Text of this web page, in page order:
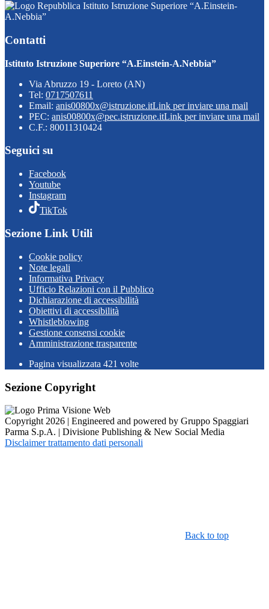
Istituto Istruzione Superiore “A.Einstein-
A.Nebbia”
Contatti
Istituto Istruzione Superiore “A.Einstein-A.Nebbia”
Via Abruzzo 19 - Loreto (AN)
Tel: 0717507611
Email: anis00800x@istruzione.itLink per inviare una mail
PEC: anis00800x@pec.istruzione.itLink per inviare una mail
C.F.: 80011310424
Seguici su
Facebook
Youtube
Instagram
TikTok
Sezione Link Utili
Cookie policy
Note legali
Informativa Privacy
Ufficio Relazioni con il Pubblico
Dichiarazione di accessibilità
Obiettivi di accessibilità
Whistleblowing
Gestione consensi cookie
Amministrazione trasparente
Pagina visualizzata 421 volte
Sezione Copyright
Copyright 2026 | Engineered and powered by Gruppo Spaggiari
Parma S.p.A. | Divisione Publishing & New Social Media
Disclaimer trattamento dati personali
Back to top